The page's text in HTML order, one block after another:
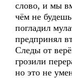
слово, и мы
чём не
погладил
предпринял
Следы от
грозили
но это не